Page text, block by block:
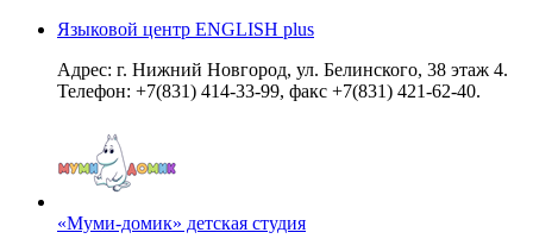
Языковой центр ENGLISH plus
Адрес: г. Нижний Новгород, ул. Белинского, 38 этаж 4.
Телефон: +7(831) 414-33-99, факс +7(831) 421-62-40.
«Муми-домик» детская студия